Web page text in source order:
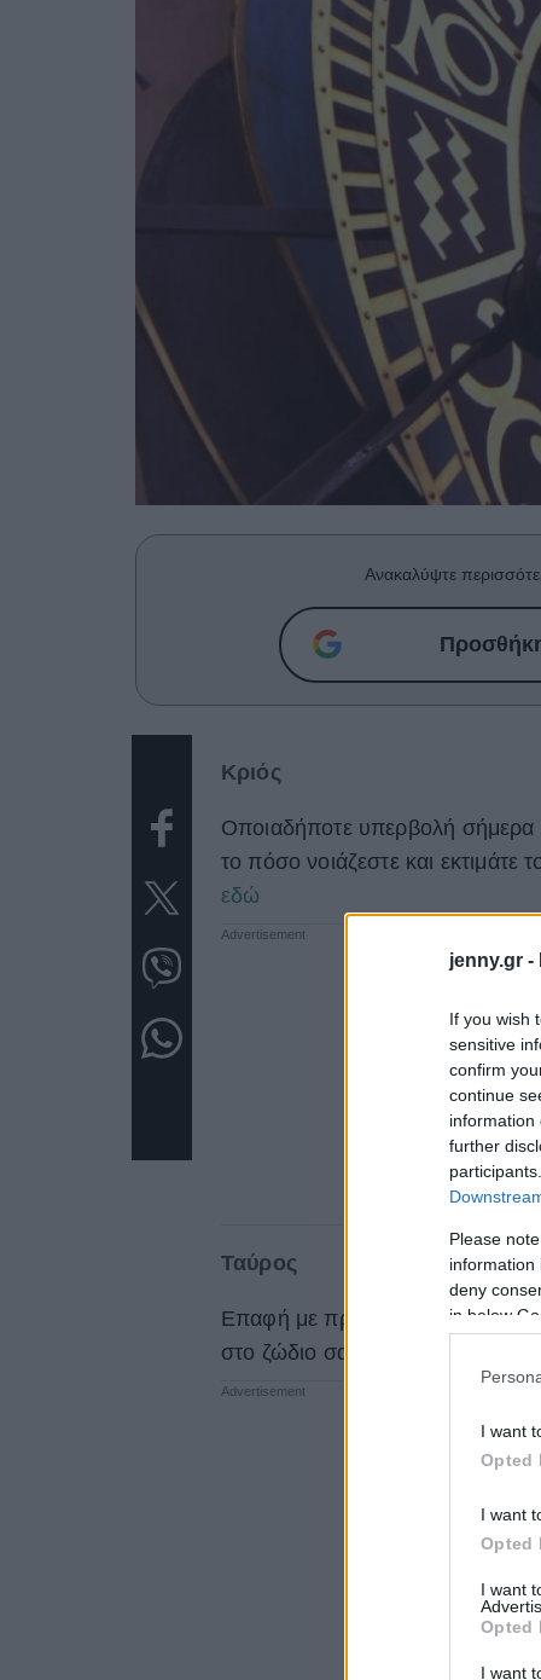
jenny.gr -
If you wish
sensitive
confirm
continue
information
further
Please
information
deny
in below
I want
Opted
I want
Opted
I want
Opted
I want
Ανακαλύψτε
Κριός
Οποιαδήποτε υπερβολή σήμερα
το πόσο νοιάζεστε και
εδώ
Ταύρος
Επαφή με πραγματικά αληθινά
στο ζώδιο σας χτες και σήμερα.